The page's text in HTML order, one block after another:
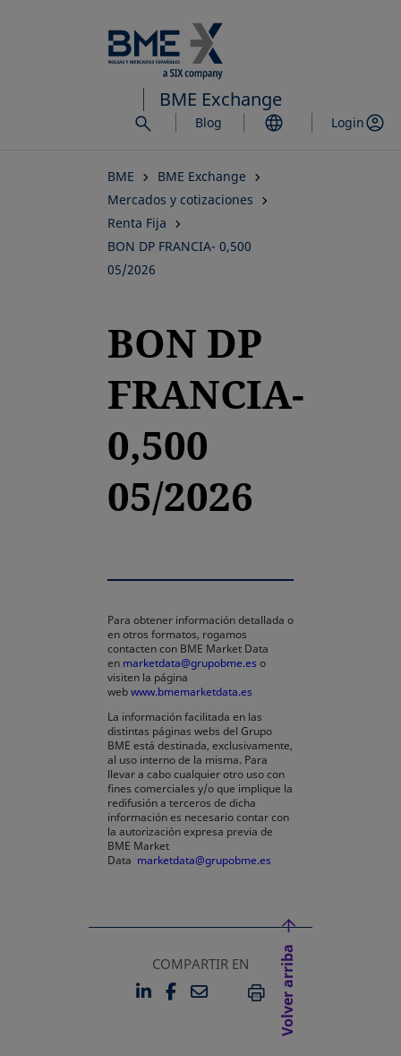
al
contenido
principal
BME Exchange
Blog Login
BME
BME Exchange
Mercados y cotizaciones
Renta Fija
BON DP FRANCIA- 0,500
05/2026
BON DP
FRANCIA-
0,500
05/2026
Para obtener información detallada o
en otros formatos, rogamos
contacten con BME Market Data
en marketdata@grupobme.es o
visiten la página
webwww.bmemarketdata.es
La información facilitada en las
distintas páginas webs del Grupo
BME está destinada, exclusivamente,
al uso interno de la misma. Para
llevar a cabo cualquier otro uso con
fines comerciales y/o que implique la
redifusión a terceros de dicha
información es necesario contar con
la autorización expresa previa de
BME Market
Data marketdata@grupobme.es
COMPARTIR EN
LINKEDIN
SE ABRE EN UNA PESTAÑA
FACEBOOK
SE ABRE EN UNA
EMAILIMPRIMIR
Volver arriba